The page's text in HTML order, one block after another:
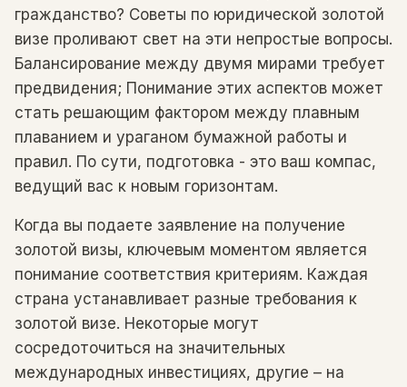
гражданство? Советы по юридической золотой
визе проливают свет на эти непростые вопросы.
Балансирование между двумя мирами требует
предвидения; Понимание этих аспектов может
стать решающим фактором между плавным
плаванием и ураганом бумажной работы и
правил. По сути, подготовка - это ваш компас,
ведущий вас к новым горизонтам.
Когда вы подаете заявление на получение
золотой визы, ключевым моментом является
понимание соответствия критериям. Каждая
страна устанавливает разные требования к
золотой визе. Некоторые могут
сосредоточиться на значительных
международных инвестициях, другие – на